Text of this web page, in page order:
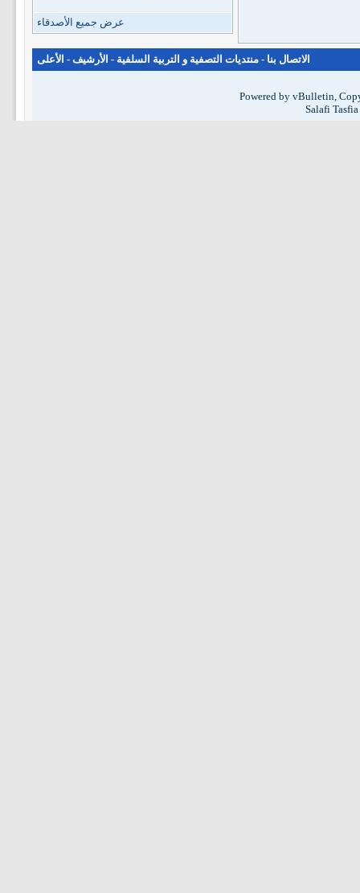
عرض جميع الأصدقاء
الاتصال بنا - منتديات التصفية و التربية السلفية - الأرشيف - الأعلى
Powered by vBulletin,
Salafi